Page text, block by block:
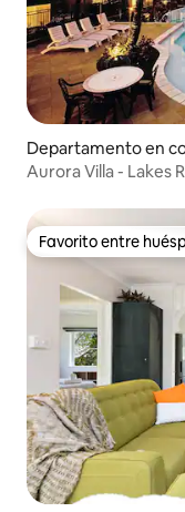
Departamento en
ns North
Aurora Villa - Lakes
Favorito entre
Favorito entre